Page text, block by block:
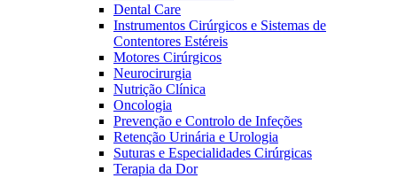
Dental Care
Instrumentos Cirúrgicos e Sistemas de
Contentores Estéreis
Motores Cirúrgicos
Neurocirurgia
Nutrição Clínica
Oncologia
Prevenção e Controlo de Infeções
Retenção Urinária e Urologia
Suturas e Especialidades Cirúrgicas
Terapia da Dor